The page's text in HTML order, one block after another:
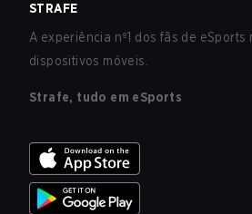
STRAFE
A experiência nº1 dos fãs de eSports
dispositivos móveis.
Strafe, tudo em eSports